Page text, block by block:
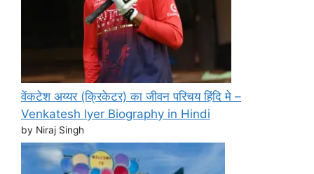
वेंकटेश अय्यर (क्रिकेटर) का जीवन परिचय हिंदि मे –
Venkatesh Iyer Biography in Hindi
by Niraj Singh